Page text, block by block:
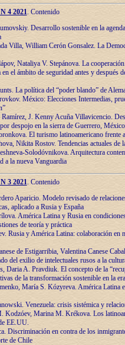
4 2021. Contenido
Desarrollo sostenible en la
Villa, William Cerón Gonsalez. La
Nataliya V. Stepánova. La
el ámbito de seguridad antes y después
La política del “poder blando” de
México: Elecciones Intermedias,
J. Kenny Acuña Villavicencio.
despojo en la sierra de Guerrero, México
El turismo latinoamericano frente
Nikita Rostov. Tendencias actuales de
Solodóvnikova. Arquitectura
a la nueva Vanguardia
3 2021. Contenido
Aparicio. Modelo revisado de
aplicado a Rusia y España
América Latina y Rusia en
de teoría y práctica
Rusia y América Latina: colaboración en
de Estigarribia, Valentina Canese
del exilio de intelectuales rusos a la
Daria A. Pravdiuk. El concepto de la
de la transformación sostenible en la
María S. Kózyreva. América Latina
Venezuela: crisis sistémica y
Kodzóev, Marina M. Krékova. Los
EE.UU.
Discriminación en contra de los
de Chile